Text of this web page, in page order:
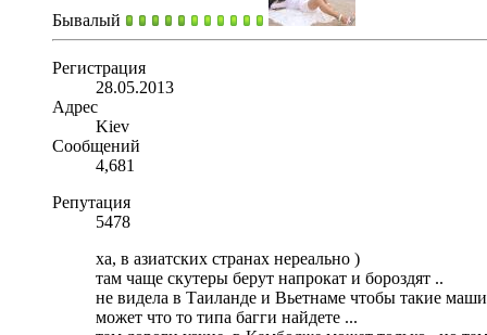
Бывалый
Регистрация
28.05.2013
Адрес
Kiev
Сообщений
4,681
Репутация
5478
ха, в азиатских странах нереально )
там чаще скутеры берут напрокат и бороздят ..
не видела в Таиланде и Вьетнаме чтобы такие
может что то типа багги найдете ...